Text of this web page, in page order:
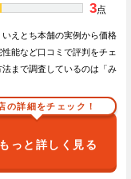
3点
えとち本舗の実例から価格
能など口コミで評判をチェ
まで調査しているのは「み
の詳細をチェック！
もっと詳しく見る